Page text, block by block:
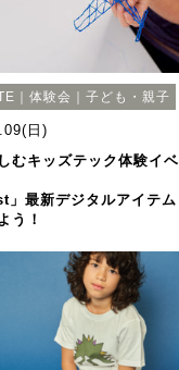
｜体験会｜子ども・親子
日)
むキッズテック体験イベ
」最新デジタルアイテム
う！